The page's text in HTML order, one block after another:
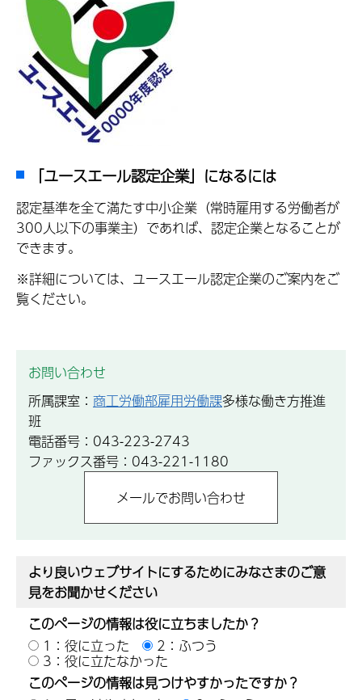
「ユースエール認定企業」になるには
認定基準を全て満たす中小企業（常時雇用する労働者が
300人以下の事業主）であれば、認定企業となることが
できます。
※詳細については、ユースエール認定企業のご案内をご
覧ください。
お問い合わせ
所属課室： 商工労働部雇用労働課多様な働き方推進
班
電話番号：043-223-2743
ファックス番号：043-221-1180
より良いウェブサイトにするためにみなさまのご意
見をお聞かせください
このページの情報は役に立ちましたか？
1：役に立った
2：ふつう
3：役に立たなかった
このページの情報は見つけやすかったですか？